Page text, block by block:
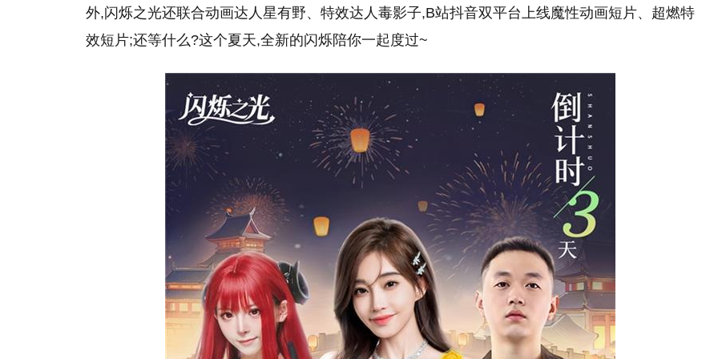
外,闪烁之光还联合动画达人星有野、特效达人毒影子,B站抖音双平台上线魔性动画短片、超燃特
效短片;还等什么?这个夏天,全新的闪烁陪你一起度过~